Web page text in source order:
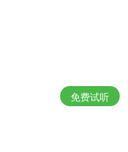
免费试听